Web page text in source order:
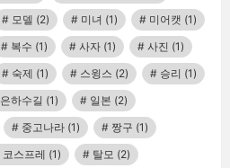
모델 (2) 미녀 (1) 미어캣 (1)
복수 (1) 사자 (1) 사진 (1)
숙제 (1) 스윙스 (2) 승리 (1)
은하수길 (1) 일본 (2)
중고나라 (1) 짱구 (1)
코스프레 (1) 탈모 (2)